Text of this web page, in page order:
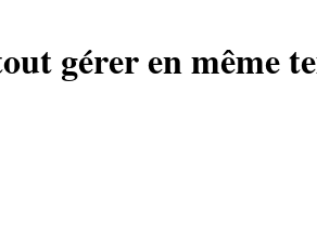
gérer en même